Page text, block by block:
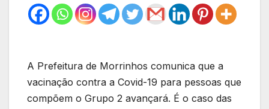
A Prefeitura de Morrinhos comunica que a
vacinação contra a Covid-19 para pessoas que
compõem o Grupo 2 avançará. É o caso das